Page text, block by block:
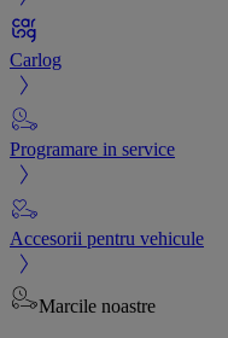
Carlog
Programare in service
Accesorii pentru vehicule
Marcile noastre